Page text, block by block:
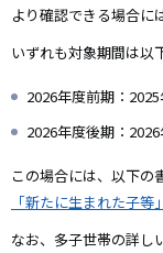
より確認できる場合に
いずれも対象期間は以
2026年度前期：
2026年度後期：
この場合には、以下の
「新たに生まれた子
なお、多子世帯の詳し